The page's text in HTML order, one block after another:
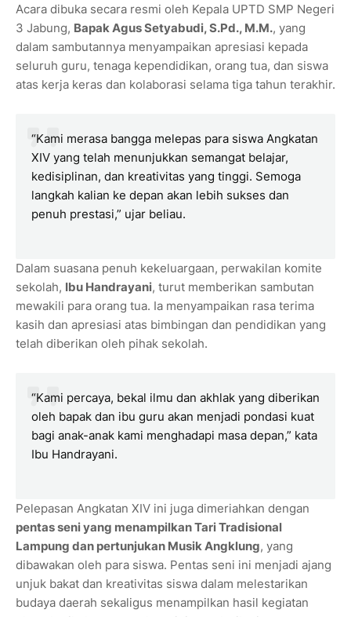
Acara dibuka secara resmi oleh Kepala UPTD SMP Negeri
3 Jabung, Bapak Agus Setyabudi, S.Pd., M.M., yang
dalam sambutannya menyampaikan apresiasi kepada
seluruh guru, tenaga kependidikan, orang tua, dan siswa
atas kerja keras dan kolaborasi selama tiga tahun terakhir.
“Kami merasa bangga melepas para siswa Angkatan
XIV yang telah menunjukkan semangat belajar,
kedisiplinan, dan kreativitas yang tinggi. Semoga
langkah kalian ke depan akan lebih sukses dan
penuh prestasi,” ujar beliau.
Dalam suasana penuh kekeluargaan, perwakilan komite
sekolah, Ibu Handrayani, turut memberikan sambutan
mewakili para orang tua. Ia menyampaikan rasa terima
kasih dan apresiasi atas bimbingan dan pendidikan yang
telah diberikan oleh pihak sekolah.
“Kami percaya, bekal ilmu dan akhlak yang diberikan
oleh bapak dan ibu guru akan menjadi pondasi kuat
bagi anak-anak kami menghadapi masa depan,” kata
Ibu Handrayani.
Pelepasan Angkatan XIV ini juga dimeriahkan dengan
pentas seni yang menampilkan Tari Tradisional
Lampung dan pertunjukan Musik Angklung, yang
dibawakan oleh para siswa. Pentas seni ini menjadi ajang
unjuk bakat dan kreativitas siswa dalam melestarikan
budaya daerah sekaligus menampilkan hasil kegiatan